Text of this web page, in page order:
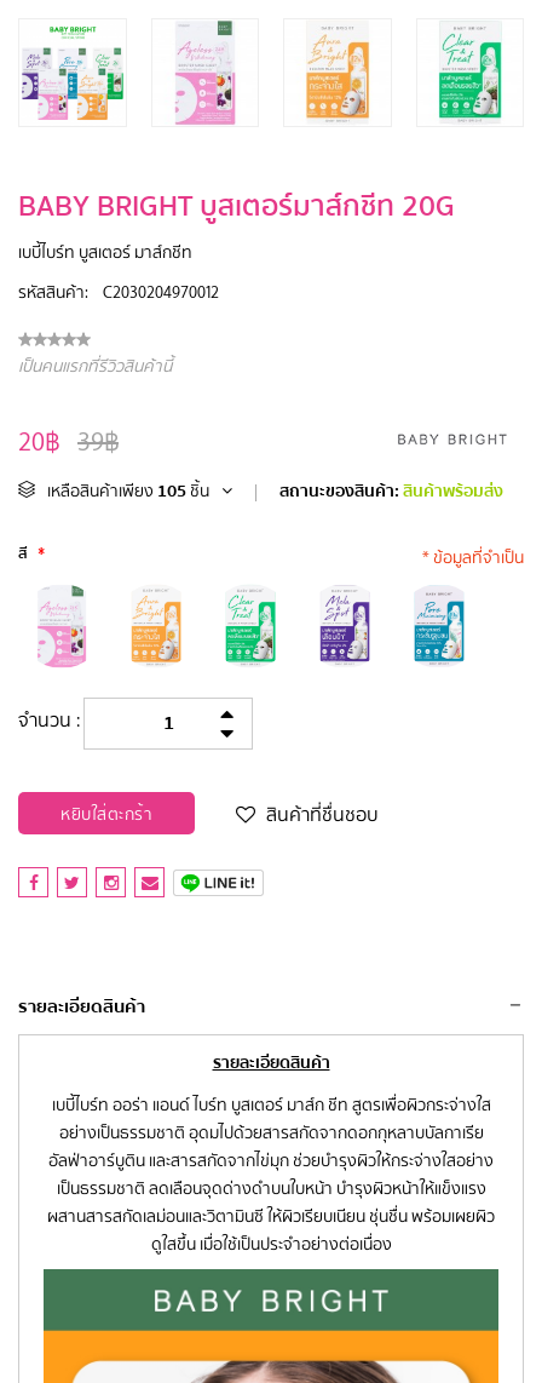
BABY BRIGHT บูสเตอร์มาส์กชีท 20G
เบบี้ไบร์ท บูสเตอร์ มาส์กชีท
รหัสสินค้า:
C2030204970012
เป็นคนแรกที่รีวิวสินค้านี้
39฿
20฿
เหลือสินค้าเพียง 105 ชิ้น | สถานะของสินค้า:สินค้าพร้อมส่ง
สี * * ข้อมูลที่จำเป็น
จำนวน :
หยิบใส่ตะกร้า สินค้าที่ชื่นชอบ
รายละเอียดสินค้า
รายละเอียดสินค้า
เบบี้ไบร์ท ออร่า แอนด์ ไบร์ท บูสเตอร์ มาส์ก ชีท สูตรเพื่อผิวกระจ่างใส
อย่างเป็นธรรมชาติ อุดมไปด้วยสารสกัดจากดอกกุหลาบบัลกาเรีย
อัลฟ่าอาร์บูติน และสารสกัดจากไข่มุก ช่วยบำรุงผิวให้กระจ่างใสอย่าง
เป็นธรรมชาติ ลดเลือนจุดด่างดำบนใบหน้า บำรุงผิวหน้าให้แข็งแรง
ผสานสารสกัดเลม่อนและวิตามินซี ให้ผิวเรียบเนียน ชุ่นชื่น พร้อมเผยผิว
ดูใสขึ้น เมื่อใช้เป็นประจำอย่างต่อเนื่อง